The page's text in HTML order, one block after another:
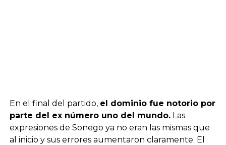
En el final del partido, el dominio fue notorio por
parte del ex número uno del mundo.Las
expresiones de Sonego ya no eran las mismas que
al inicio y sus errores aumentaron claramente. El